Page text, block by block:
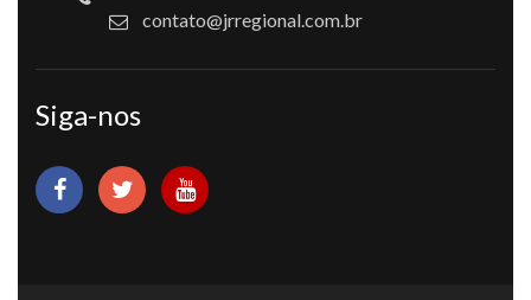
contato@jrregional.com.br
Siga-nos